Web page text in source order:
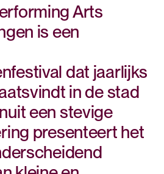
Arts
is een
dat jaarlijks
in de stad
een stevige
presenteert het